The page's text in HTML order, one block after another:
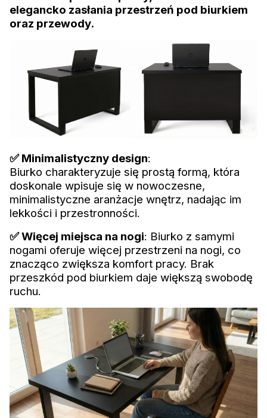
elegancko zasłania przestrzeń pod biurkiem
oraz przewody.
✅ Minimalistyczny design:
Biurko charakteryzuje się prostą formą, która
doskonale wpisuje się w nowoczesne,
minimalistyczne aranżacje wnętrz, nadając im
lekkości i przestronności.
✅ Więcej miejsca na nogi: Biurko z samymi
nogami oferuje więcej przestrzeni na nogi, co
znacząco zwiększa komfort pracy. Brak
przeszkód pod biurkiem daje większą swobodę
ruchu.